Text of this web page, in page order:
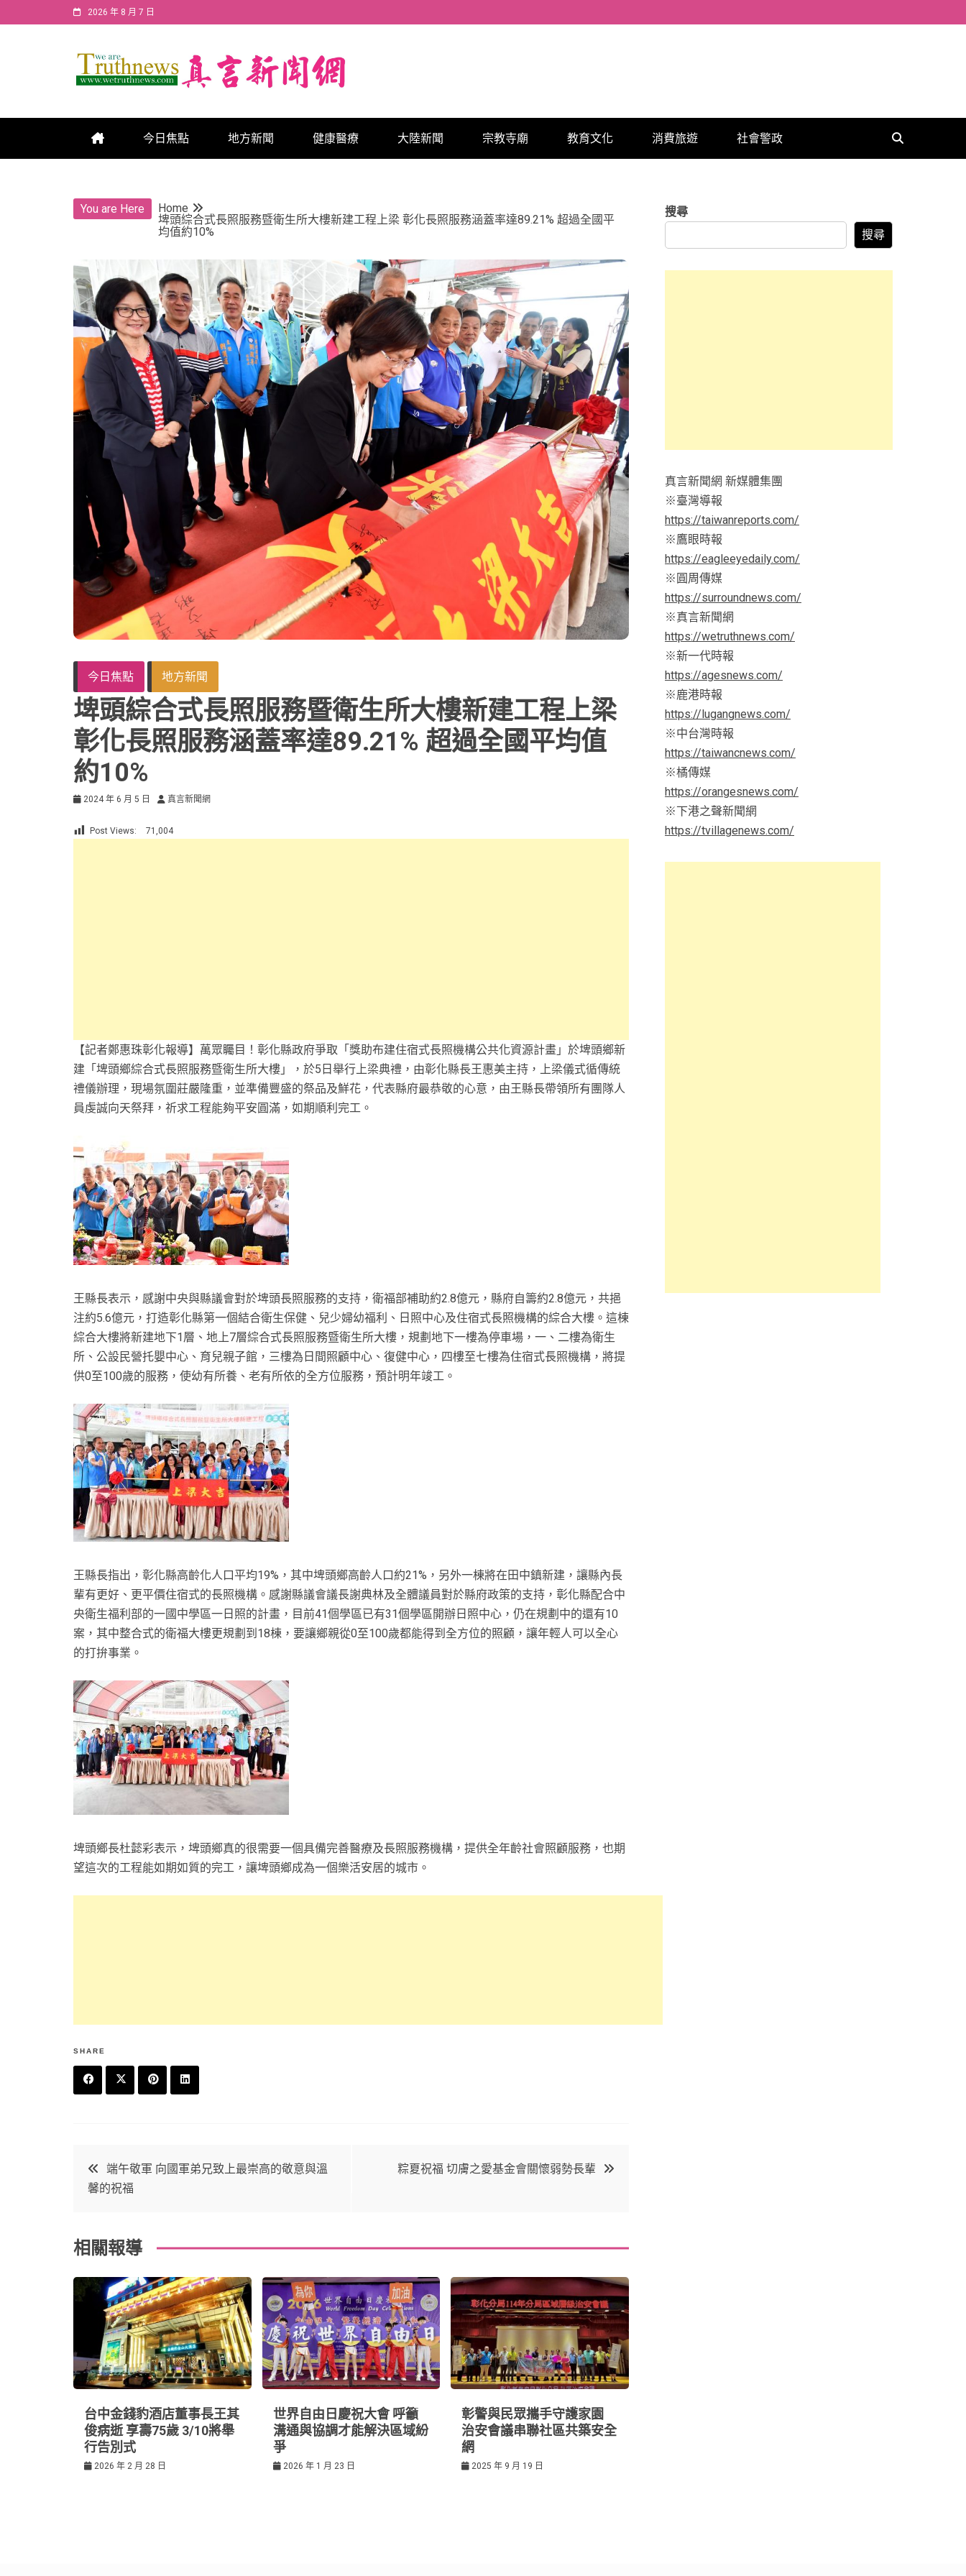
to
2026 年 8 月 7 日
真言新聞網
今日焦點 地方新聞 健康醫療 大陸新聞 宗教寺廟 教育文化 消費旅遊 社會警政
You are Here
Home
埤頭綜合式長照服務暨衛生所大樓新建工程上梁 彰化長照服務涵蓋率達89.21% 超過全國平
均值約10%
今日焦點 地方新聞
埤頭綜合式長照服務暨衛生所大樓新建工程上梁
彰化長照服務涵蓋率達89.21% 超過全國平均值
約10%
2024 年 6 月 5 日 真言新聞網
Post Views: 71,004
【記者鄭惠珠彰化報導】萬眾矚目！彰化縣政府爭取「獎助布建住宿式長照機構公共化資源計畫」於埤頭鄉新
建「埤頭鄉綜合式長照服務暨衛生所大樓」，於5日舉行上梁典禮，由彰化縣長王惠美主持，上梁儀式循傳統
禮儀辦理，現場氛圍莊嚴隆重，並準備豐盛的祭品及鮮花，代表縣府最恭敬的心意，由王縣長帶領所有團隊人
員虔誠向天祭拜，祈求工程能夠平安圓滿，如期順利完工。
王縣長表示，感謝中央與縣議會對於埤頭長照服務的支持，衛福部補助約2.8億元，縣府自籌約2.8億元，共挹
注約5.6億元，打造彰化縣第一個結合衛生保健、兒少婦幼福利、日照中心及住宿式長照機構的綜合大樓。這棟
綜合大樓將新建地下1層、地上7層綜合式長照服務暨衛生所大樓，規劃地下一樓為停車場，一、二樓為衛生
所、公設民營托嬰中心、育兒親子館，三樓為日間照顧中心、復健中心，四樓至七樓為住宿式長照機構，將提
供0至100歲的服務，使幼有所養、老有所依的全方位服務，預計明年竣工。
王縣長指出，彰化縣高齡化人口平均19%，其中埤頭鄉高齡人口約21%，另外一棟將在田中鎮新建，讓縣內長
輩有更好、更平價住宿式的長照機構。感謝縣議會議長謝典林及全體議員對於縣府政策的支持，彰化縣配合中
央衛生福利部的一國中學區一日照的計畫，目前41個學區已有31個學區開辦日照中心，仍在規劃中的還有10
案，其中整合式的衛福大樓更規劃到18棟，要讓鄉親從0至100歲都能得到全方位的照顧，讓年輕人可以全心
的打拚事業。
埤頭鄉長杜懿彩表示，埤頭鄉真的很需要一個具備完善醫療及長照服務機構，提供全年齡社會照顧服務，也期
望這次的工程能如期如質的完工，讓埤頭鄉成為一個樂活安居的城市。
SHARE
o
k
t
e
t
e
文
章
導
覽
端午敬軍 向國軍弟兄致上最崇高的敬意與溫
馨的祝福
粽夏祝福 切膚之愛基金會關懷弱勢長輩
相關報導
台中金錢豹酒店董事長王其
俊病逝 享壽75歲 3/10將舉
行告別式
2026 年 2 月 28 日
世界自由日慶祝大會 呼籲
溝通與協調才能解決區域紛
爭
2026 年 1 月 23 日
彰警與民眾攜手守護家園
治安會議串聯社區共築安全
網
2025 年 9 月 19 日
搜尋
搜尋
真言新聞網 新媒體集團
※臺灣導報
https://taiwanreports.com/
※鷹眼時報
https://eagleeyedaily.com/
※圓周傳媒
https://surroundnews.com/
※真言新聞網
https://wetruthnews.com/
※新一代時報
https://agesnews.com/
※鹿港時報
https://lugangnews.com/
※中台灣時報
https://taiwancnews.com/
※橘傳媒
https://orangesnews.com/
※下港之聲新聞網
https://tvillagenews.com/